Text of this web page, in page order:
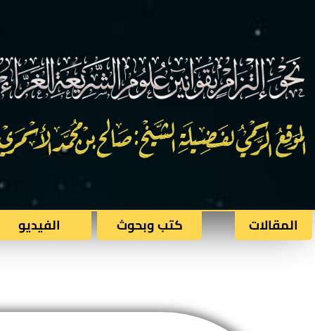
المقالات كتب وبحوث​ الفيديو